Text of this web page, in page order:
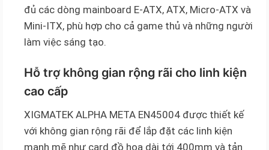
đủ các dòng mainboard E-ATX, ATX, Micro-ATX và
Mini-ITX, phù hợp cho cả game thủ và những người
làm việc sáng tạo.
Hỗ trợ không gian rộng rãi cho linh kiện
cao cấp
XIGMATEK ALPHA META EN45004 được thiết kế
với không gian rộng rãi để lắp đặt các linh kiện
mạnh mẽ như card đồ họa dài tới 400mm và tản